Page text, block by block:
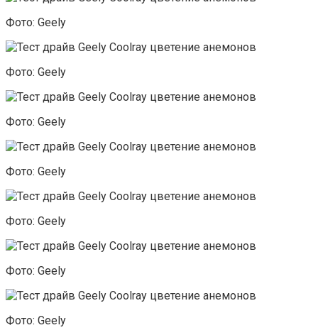
Фото: Geely
Фото: Geely
Фото: Geely
Фото: Geely
Фото: Geely
Фото: Geely
Фото: Geely